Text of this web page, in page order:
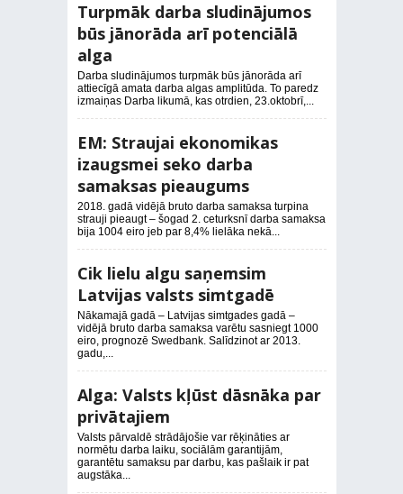
Turpmāk darba sludinājumos
būs jānorāda arī potenciālā
alga
Darba sludinājumos turpmāk būs jānorāda arī
attiecīgā amata darba algas amplitūda. To paredz
izmaiņas Darba likumā, kas otrdien, 23.oktobrī,...
EM: Straujai ekonomikas
izaugsmei seko darba
samaksas pieaugums
2018. gadā vidējā bruto darba samaksa turpina
strauji pieaugt – šogad 2. ceturksnī darba samaksa
bija 1004 eiro jeb par 8,4% lielāka nekā...
Cik lielu algu saņemsim
Latvijas valsts simtgadē
Nākamajā gadā – Latvijas simtgades gadā –
vidējā bruto darba samaksa varētu sasniegt 1000
eiro, prognozē Swedbank. Salīdzinot ar 2013.
gadu,...
Alga: Valsts kļūst dāsnāka par
privātajiem
Valsts pārvaldē strādājošie var rēķināties ar
normētu darba laiku, sociālām garantijām,
garantētu samaksu par darbu, kas pašlaik ir pat
augstāka...